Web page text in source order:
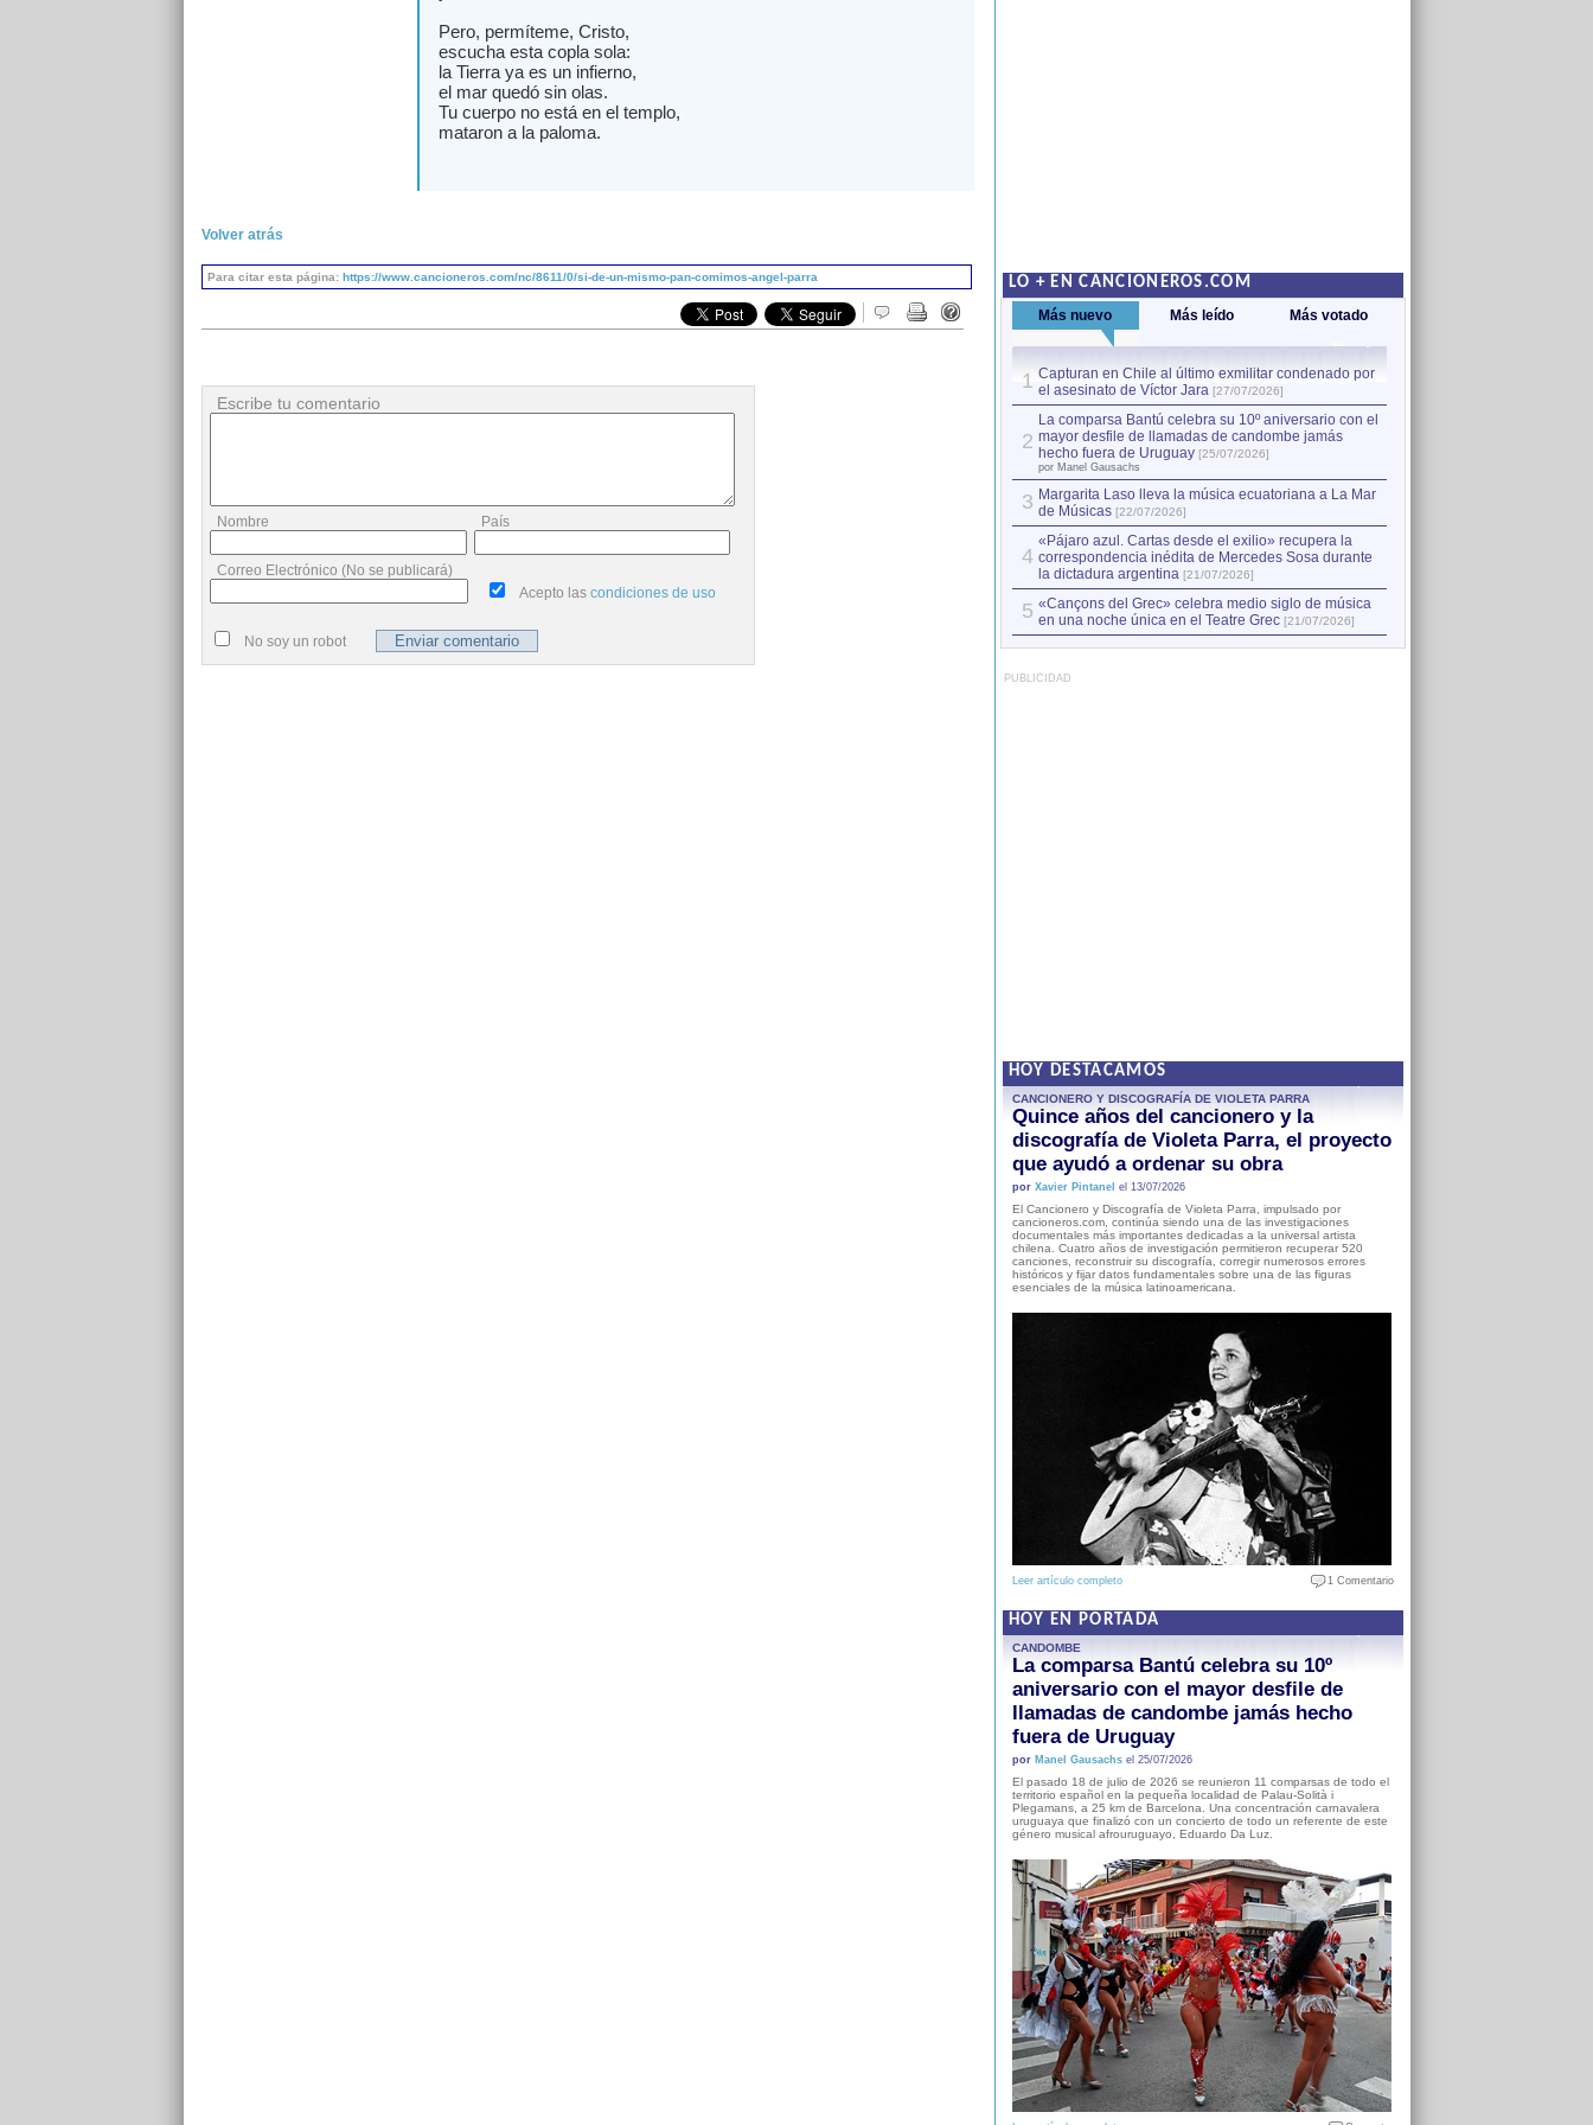
Pero, permíteme, Cristo,
escucha esta copla sola:
la Tierra ya es un infierno,
el mar quedó sin olas.
Tu cuerpo no está en el templo,
mataron a la paloma.
Volver atrás
Para citar esta página: https://www.cancioneros.com/nc/8611/0/si-de-un-mismo-pan-comimos-angel-parra
Escribe tu comentario
Nombre País
Correo Electrónico (No se publicará)
Acepto las condiciones de uso
No soy un robot
LO + EN CANCIONEROS.COM
Más nuevo Más leído Más votado
1 Capturan en Chile al último exmilitar condenado por
el asesinato de Víctor Jara [27/07/2026]
2
La comparsa Bantú celebra su 10º aniversario con el
mayor desfile de llamadas de candombe jamás
hecho fuera de Uruguay [25/07/2026]
por Manel Gausachs
3 Margarita Laso lleva la música ecuatoriana a La Mar
de Músicas [22/07/2026]
4
«Pájaro azul. Cartas desde el exilio» recupera la
correspondencia inédita de Mercedes Sosa durante
la dictadura argentina [21/07/2026]
5 «Cançons del Grec» celebra medio siglo de música
en una noche única en el Teatre Grec [21/07/2026]
PUBLICIDAD
HOY DESTACAMOS
CANCIONERO Y DISCOGRAFÍA DE VIOLETA PARRA
Quince años del cancionero y la
discografía de Violeta Parra, el proyecto
que ayudó a ordenar su obra
por Xavier Pintanel el 13/07/2026
El Cancionero y Discografía de Violeta Parra, impulsado por
cancioneros.com, continúa siendo una de las investigaciones
documentales más importantes dedicadas a la universal artista
chilena. Cuatro años de investigación permitieron recuperar 520
canciones, reconstruir su discografía, corregir numerosos errores
históricos y fijar datos fundamentales sobre una de las figuras
esenciales de la música latinoamericana.
Leer artículo completo 1 Comentario
HOY EN PORTADA
CANDOMBE
La comparsa Bantú celebra su 10º
aniversario con el mayor desfile de
llamadas de candombe jamás hecho
fuera de Uruguay
por Manel Gausachsel 25/07/2026
El pasado 18 de julio de 2026 se reunieron 11 comparsas de todo el
territorio español en la pequeña localidad de Palau-Solità i
Plegamans, a 25 km de Barcelona. Una concentración carnavalera
uruguaya que finalizó con un concierto de todo un referente de este
género musical afrouruguayo, Eduardo Da Luz.